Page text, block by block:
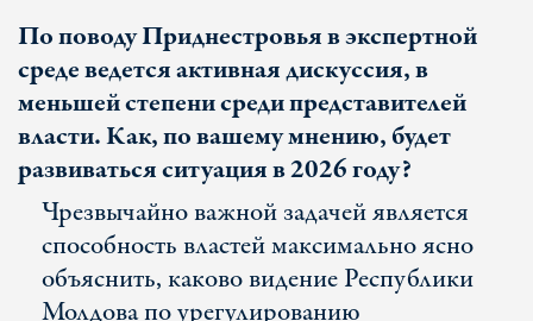
По поводу Приднестровья в экспертной
среде ведется активная дискуссия, в
меньшей степени среди представителей
власти. Как, по вашему мнению, будет
развиваться ситуация в 2026 году?
Чрезвычайно важной задачей является
способность властей максимально ясно
объяснить, каково видение Республики
Молдова по урегулированию